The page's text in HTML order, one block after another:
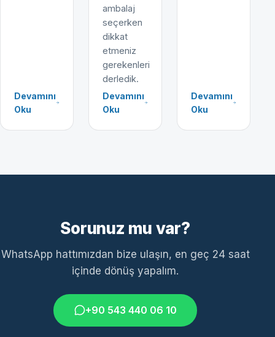
Devamını
Oku
ambalaj
seçerken
dikkat
etmeniz
gerekenleri
derledik.
Devamını
Oku
Devamını
Oku
Sorunuz mu var?
WhatsApp hattımızdan bize ulaşın, en geç 24 saat
içinde dönüş yapalım.
+90 543 440 06 10